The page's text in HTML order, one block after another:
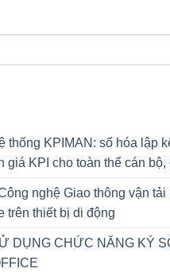
thống KPIMAN: số hóa lập
giá KPI cho toàn thể cán bộ,
nghệ Giao thông vận tải
trên thiết bị di động
DỤNG CHỨC NĂNG KÝ